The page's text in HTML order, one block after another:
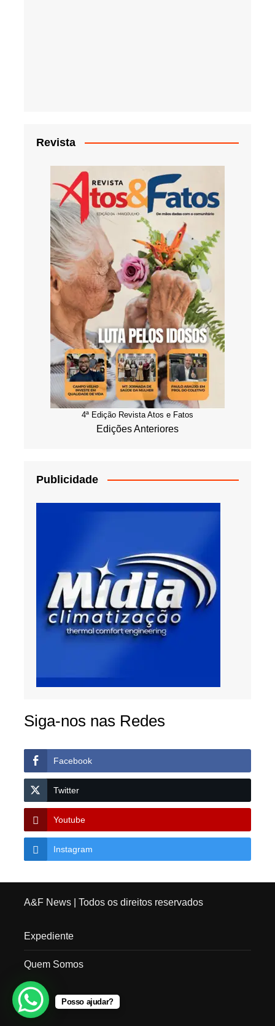
Revista
4ª Edição Revista Atos e Fatos
Edições Anteriores
Publicidade
Siga-nos nas Redes
Facebook
Twitter
Youtube
Instagram
A&F News| Todos os direitos reservados
Expediente
Quem Somos
Posso ajudar?